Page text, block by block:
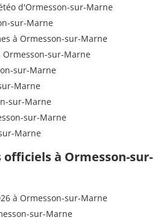
d'Ormesson-sur-Marne
sur-Marne
à Ormesson-sur-Marne
sur-Marne
sur-Marne
Marne
sur-Marne
sur-Marne
Marne
à Ormesson-sur-
à Ormesson-sur-Marne
sur-Marne